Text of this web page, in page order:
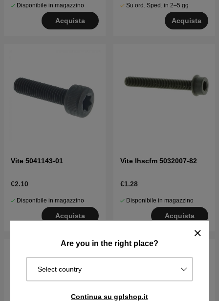
Are you in the right place?
Select country
Continua su gplshop.it
Disponibile in magazzino
Acquista
Su ord. Sped. in 2–5 gg
Acquista
Vite 5041143-01
€2.10
Disponibile in magazzino
Acquista
Vite Ihscfm 5032007-82
€1.28
Disponibile in magazzino
Acquista